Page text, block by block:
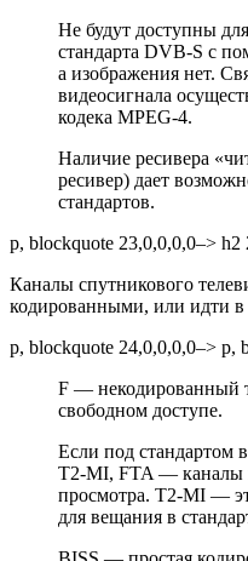
Не будут доступны
стандарта DVB-S с
а изображения нет.
видеосигнала
кодека MPEG-4.
Наличие ресивера
ресивер) дает
стандартов.
p, blockquote 23,0,0,0,0–> h2
Каналы спутникового
кодированными, или идти в
p, blockquote 24,0,0,0,0–> p,
F — некодированный
свободном доступе.
Если под стандартом
T2-MI, FTA — каналы
просмотра. T2-MI —
для вещания в